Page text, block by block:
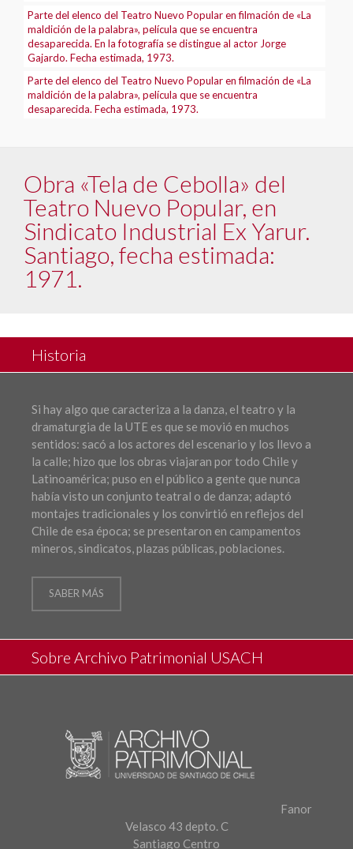
Parte del elenco del Teatro Nuevo Popular en filmación de «La
maldición de la palabra», película que se encuentra
desaparecida. En la fotografía se distingue al actor Jorge
Gajardo. Fecha estimada, 1973.
Parte del elenco del Teatro Nuevo Popular en filmación de «La
maldición de la palabra», película que se encuentra
desaparecida. Fecha estimada, 1973.
Obra «Tela de Cebolla» del
Teatro Nuevo Popular, en
Sindicato Industrial Ex Yarur.
Santiago, fecha estimada:
1971.
Historia
Si hay algo que caracteriza a la danza, el teatro y la
dramaturgia de la UTE es que se movió en muchos
sentidos: sacó a los actores del escenario y los llevo a
la calle; hizo que los obras viajaran por todo Chile y
Latinoamérica; puso en el público a gente que nunca
había visto un conjunto teatral o de danza; adaptó
montajes tradicionales y los convirtió en reflejos del
Chile de esa época; se presentaron en campamentos
mineros, sindicatos, plazas públicas, poblaciones.
SABER MÁS
Sobre Archivo Patrimonial USACH
Fanor
Velasco 43 depto. C
Santiago Centro